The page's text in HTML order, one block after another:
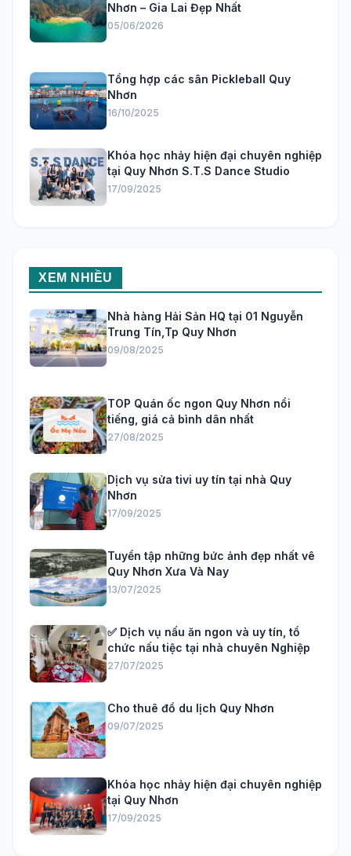
Nhơn – Gia Lai Đẹp Nhất
05/06/2026
Tổng hợp các sân Pickleball Quy
Nhơn
16/10/2025
Khóa học nhảy hiện đại chuyên nghiệp
tại Quy Nhơn S.T.S Dance Studio
17/09/2025
XEM NHIỀU
Nhà hàng Hải Sản HQ tại 01 Nguyễn
Trung Tín,Tp Quy Nhơn
09/08/2025
TOP Quán ốc ngon Quy Nhơn nổi
tiếng, giá cả bình dân nhất
27/08/2025
Dịch vụ sửa tivi uy tín tại nhà Quy
Nhơn
17/09/2025
Tuyển tập những bức ảnh đẹp nhất vê
Quy Nhơn Xưa Và Nay
13/07/2025
✅ Dịch vụ nấu ăn ngon và uy tín, tổ
chức nấu tiệc tại nhà chuyên Nghiệp
27/07/2025
Cho thuê đồ du lịch Quy Nhơn
09/07/2025
Khóa học nhảy hiện đại chuyên nghiệp
tại Quy Nhơn
17/09/2025